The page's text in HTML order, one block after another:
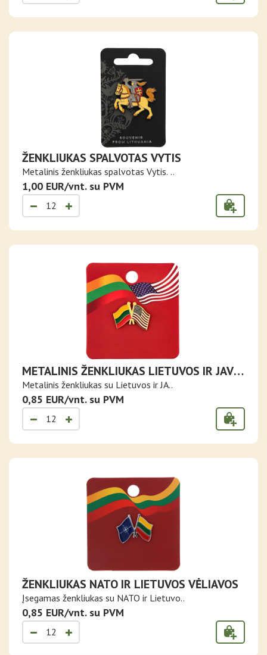
ŽENKLIUKAS SPALVOTAS VYTIS
Metalinis ženkliukas spalvotas Vytis. ..
1,00 EUR/vnt. su PVM
METALINIS ŽENKLIUKAS LIETUVOS IR JAV
VĖLIAVOS
Metalinis ženkliukas su Lietuvos ir JA..
0,85 EUR/vnt. su PVM
ŽENKLIUKAS NATO IR LIETUVOS VĖLIAVOS
Įsegamas ženkliukas su NATO ir Lietuvo..
0,85 EUR/vnt. su PVM